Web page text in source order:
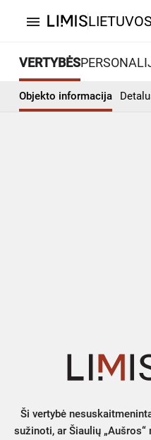
menu
VERTYBĖS
Objekto informacija
Ši vertybė
sužinoti, ar Šiaulių